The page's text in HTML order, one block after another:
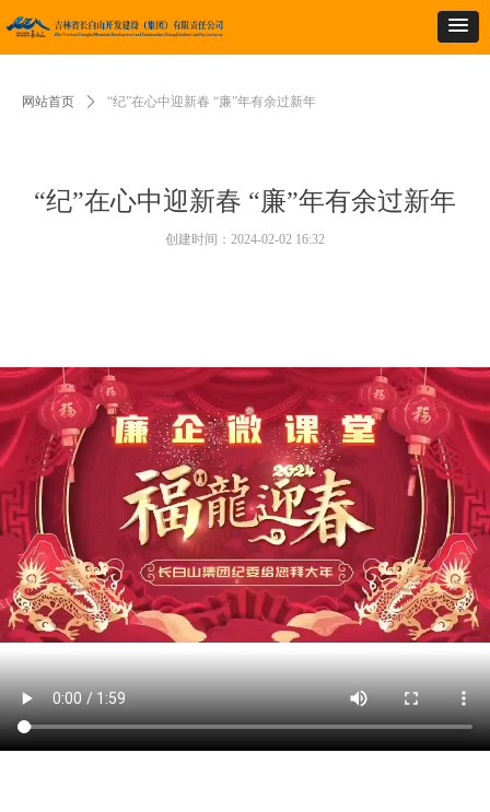
网站首页 ꄲ “纪”在心中迎新春 “廉”年有余过新年
“纪”在心中迎新春 “廉”年有余过新年
创建时间： 2024-02-02 16:32